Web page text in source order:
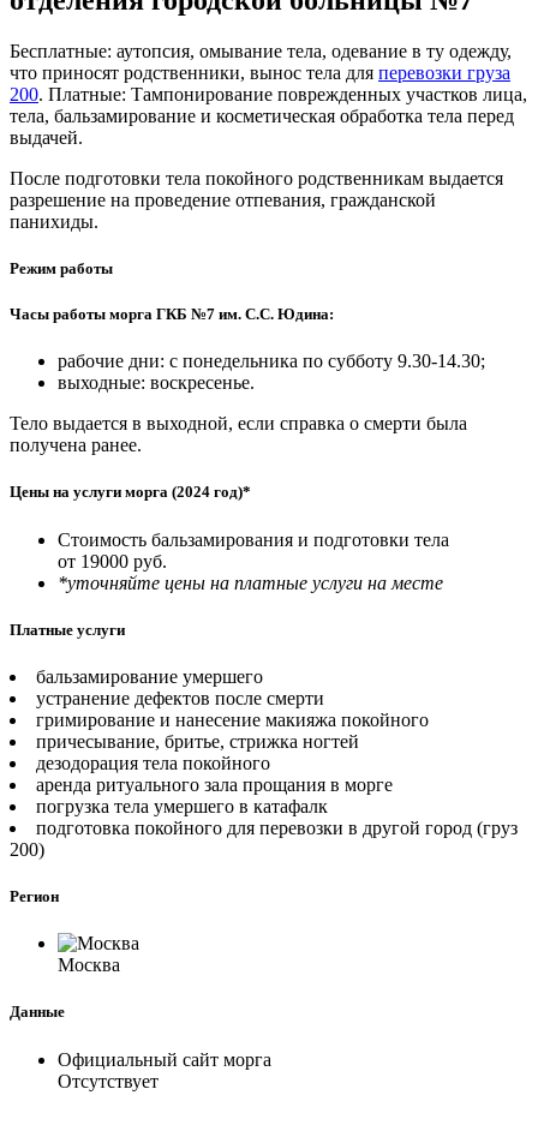
Бесплатные: аутопсия, омывание тела, одевание в ту одежду,
что приносят родственники, вынос тела для перевозки груза
200. Платные: Тампонирование поврежденных участков лица,
тела, бальзамирование и косметическая обработка тела перед
выдачей.
После подготовки тела покойного родственникам выдается
разрешение на проведение отпевания, гражданской
панихиды.
Режим работы
Часы работы морга ГКБ №7 им. С.С. Юдина:
рабочие дни: с понедельника по субботу 9.30-14.30;
выходные: воскресенье.
Тело выдается в выходной, если справка о смерти была
получена ранее.
Цены на услуги морга (2024 год)*
Стоимость бальзамирования и подготовки тела
от 19000 руб.
*уточняйте цены на платные услуги на месте
Платные услуги
бальзамирование умершего
устранение дефектов после смерти
гримирование и нанесение макияжа покойного
причесывание, бритье, стрижка ногтей
дезодорация тела покойного
аренда ритуального зала прощания в морге
погрузка тела умершего в катафалк
подготовка покойного для перевозки в другой город (груз
200)
Регион
Москва
Данные
Официальный сайт морга
Отсутствует